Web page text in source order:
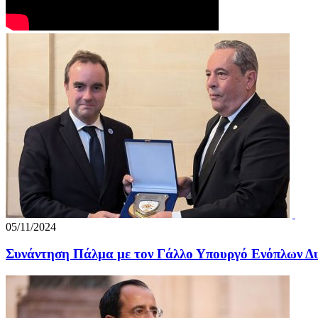
05/11/2024
Συνάντηση Πάλμα με τον Γάλλο Υπουργό Ενόπλων